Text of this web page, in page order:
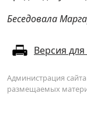
Беседовала
Версия
Администрация
размещаемых